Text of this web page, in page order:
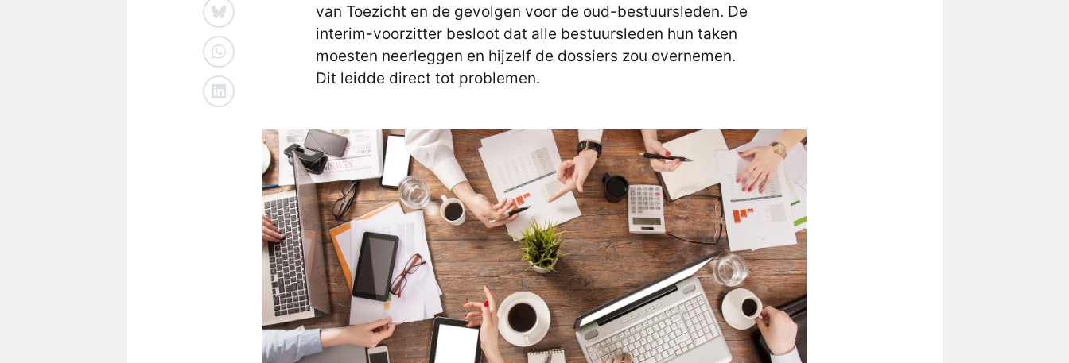
van Toezicht en de gevolgen voor de oud-bestuursleden. De
interim-voorzitter besloot dat alle bestuursleden hun taken
moesten neerleggen en hijzelf de dossiers zou overnemen.
Dit leidde direct tot problemen.